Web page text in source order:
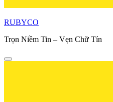
RUBYCO
Trọn Niềm Tin – Vẹn Chữ Tín